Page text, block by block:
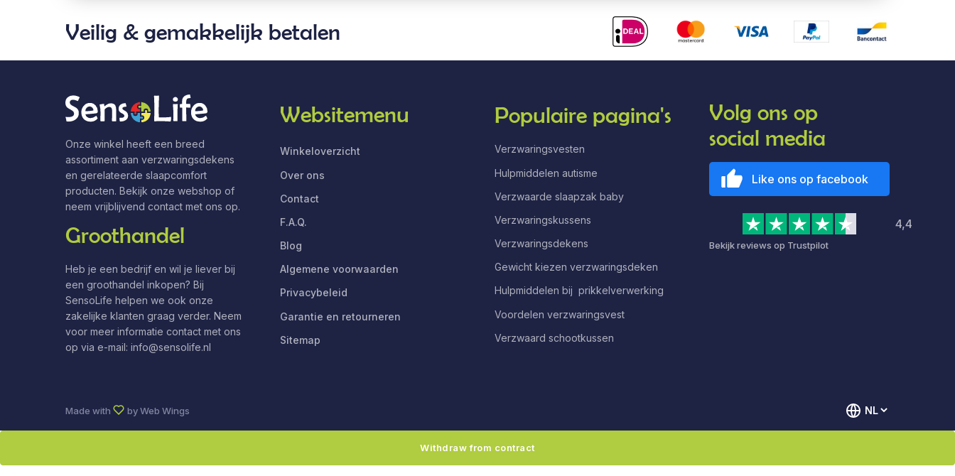
Veilig & gemakkelijk betalen
Onze winkel heeft een breed
assortiment aan verzwaringsdekens
en gerelateerde slaapcomfort
producten. Bekijk onze webshop of
neem vrijblijvend contact met ons op.
Groothandel
Heb je een bedrijf en wil je liever bij
een groothandel inkopen? Bij
SensoLife helpen we ook onze
zakelijke klanten graag verder. Neem
voor meer informatie contact met ons
op via e-mail: info@sensolife.nl
Websitemenu
Winkeloverzicht
Over ons
Contact
F.A.Q.
Blog
Algemene voorwaarden
Privacybeleid
Garantie en retourneren
Sitemap
Populaire pagina's
Verzwaringsvesten
Hulpmiddelen autisme
Verzwaarde slaapzak baby
Verzwaringskussens
Verzwaringsdekens
Gewicht kiezen verzwaringsdeken
Hulpmiddelen bij prikkelverwerking
Voordelen verzwaringsvest
Verzwaard schootkussen
Volg ons op
social media
Like ons op facebook
4,4
Bekijk reviews op Trustpilot
Made with byWeb Wings
Withdraw from contract